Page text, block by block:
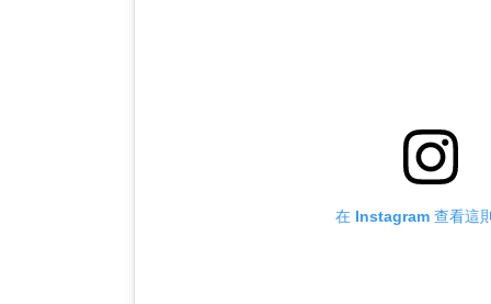
在 Instagram 查看這